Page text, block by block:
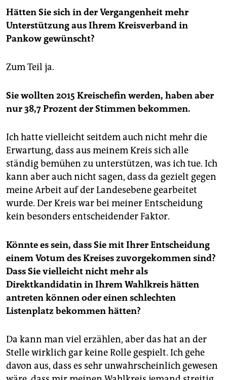
Hätten Sie sich in der Vergangenheit mehr
Unterstützung aus Ihrem Kreisverband in
Pankow gewünscht?
Zum Teil ja.
Sie wollten 2015 Kreischefin werden, haben aber
nur 38,7 Prozent der Stimmen bekommen.
Ich hatte vielleicht seitdem auch nicht mehr die
Erwartung, dass aus meinem Kreis sich alle
ständig bemühen zu unterstützen, was ich tue. Ich
kann aber auch nicht sagen, dass da gezielt gegen
meine Arbeit auf der Landesebene gearbeitet
wurde. Der Kreis war bei meiner Entscheidung
kein besonders entscheidender Faktor.
Könnte es sein, dass Sie mit Ihrer Entscheidung
einem Votum des Kreises zuvorgekommen sind?
Dass Sie vielleicht nicht mehr als
Direktkandidatin in Ihrem Wahlkreis hätten
antreten können oder einen schlechten
Listenplatz bekommen hätten?
Da kann man viel erzählen, aber das hat an der
Stelle wirklich gar keine Rolle gespielt. Ich gehe
davon aus, dass es sehr unwahrscheinlich gewesen